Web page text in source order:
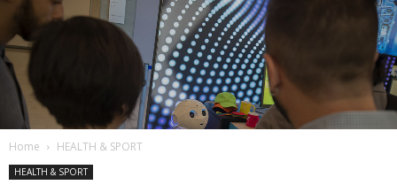
Home HEALTH & SPORT
HEALTH & SPORT